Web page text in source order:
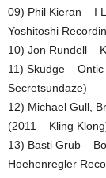
09) Phil Kieran – I
Yoshitoshi
10) Jon Rundell –
11) Skudge –
Secretsundaze)
12) Michael Gull,
(2011 – Kling
13) Basti Grub –
Hoehenregler